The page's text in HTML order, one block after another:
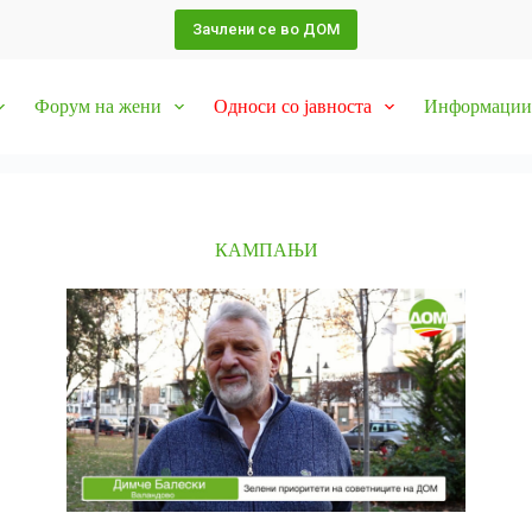
Зачлени се во ДОМ
Форум на жени Односи со јавноста Информации
КАМПАЊИ